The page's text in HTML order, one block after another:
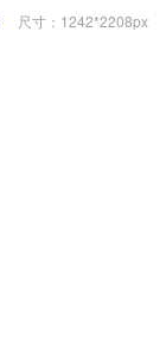
尺寸：1242*2208px